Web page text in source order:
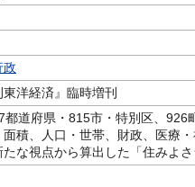
政
東洋経済』臨時増刊
都道府県・815市・特別区、926
面積、人口・世帯、財政、医療
たな視点から算出した「住みよ